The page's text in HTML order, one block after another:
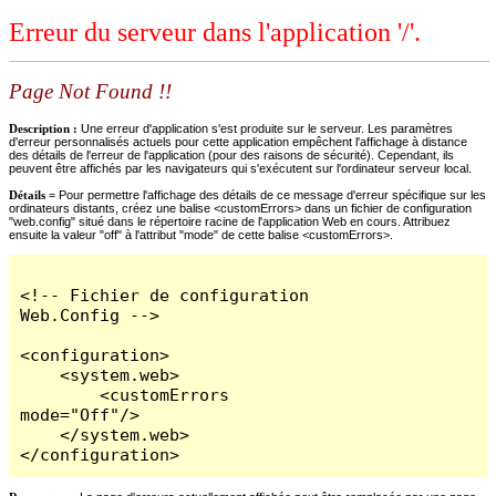
Erreur du serveur dans l'application '/'.
Page Not Found !!
Description : Une erreur d'application s'est produite sur le serveur. Les paramètres
d'erreur personnalisés actuels pour cette application empêchent l'affichage à distance
des détails de l'erreur de l'application (pour des raisons de sécurité). Cependant, ils
peuvent être affichés par les navigateurs qui s'exécutent sur l'ordinateur serveur local.
Détails = Pour permettre l'affichage des détails de ce message d'erreur spécifique sur les
ordinateurs distants, créez une balise <customErrors> dans un fichier de configuration
"web.config" situé dans le répertoire racine de l'application Web en cours. Attribuez
ensuite la valeur "off" à l'attribut "mode" de cette balise <customErrors>.
<!-- Fichier de configuration
Web.Config -->
<configuration>
    <system.web>
        <customErrors
mode="Off"/>
    </system.web>
</configuration>